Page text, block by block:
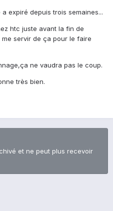
expiré depuis trois semaines...
htc juste avant la fin de
servir de ça pour le faire
ne vaudra pas le coup.
très bien.
et ne peut plus recevoir